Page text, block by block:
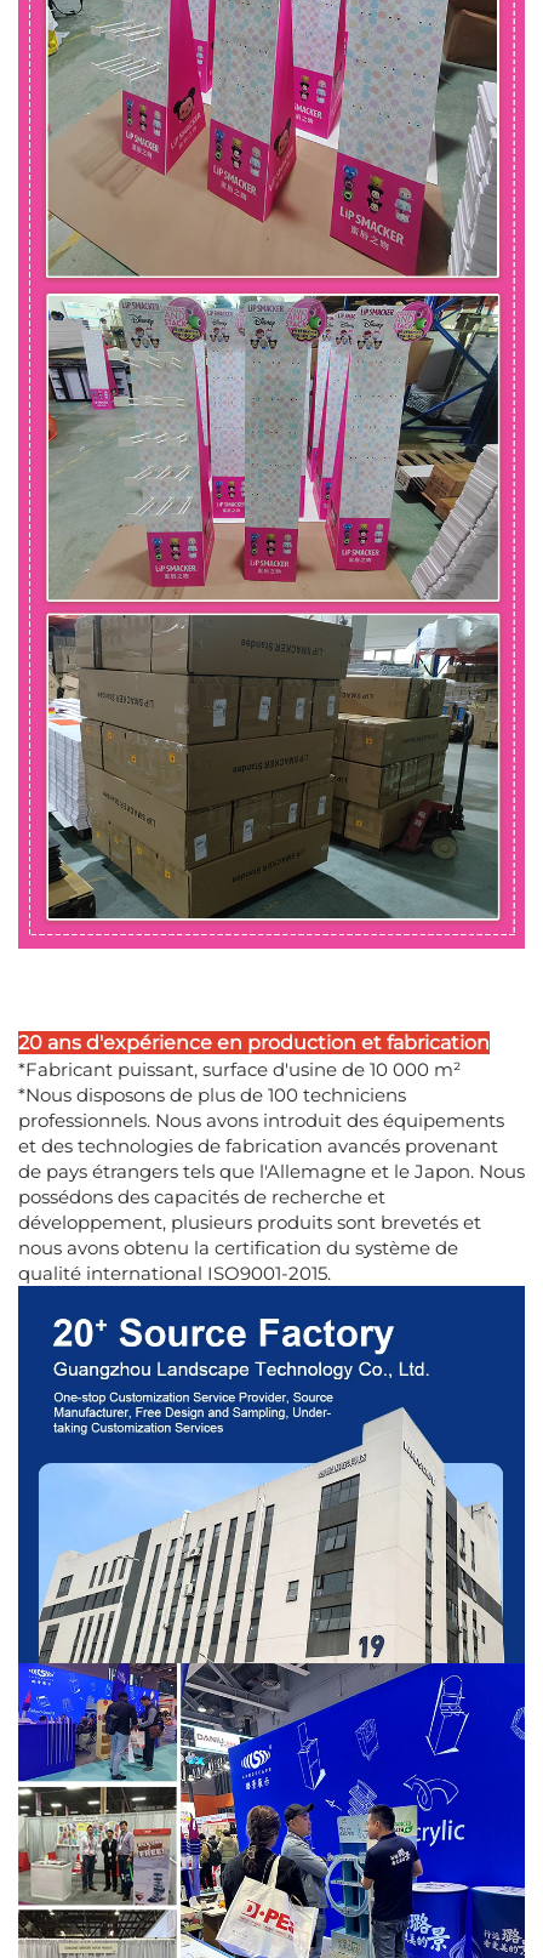
20 ans d'expérience en production et fabrication
*Fabricant puissant, surface d'usine de 10 000 m²
*Nous disposons de plus de 100 techniciens
professionnels. Nous avons introduit des équipements
et des technologies de fabrication avancés provenant
de pays étrangers tels que l'Allemagne et le Japon. Nous
possédons des capacités de recherche et
développement, plusieurs produits sont brevetés et
nous avons obtenu la certification du système de
qualité international ISO9001-2015.